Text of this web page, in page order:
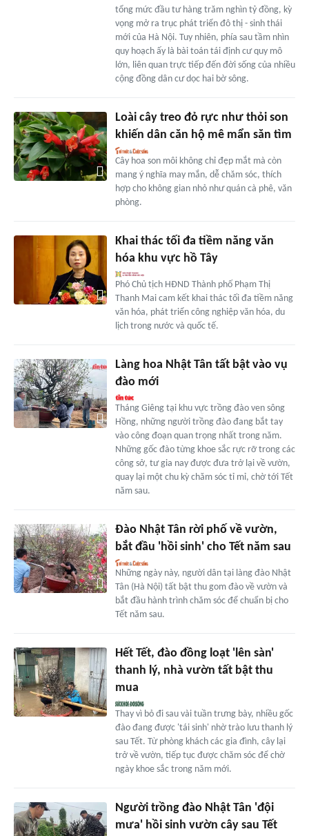
tổng mức đầu tư hàng trăm nghìn tỷ đồng, kỳ
vọng mở ra trục phát triển đô thị - sinh thái
mới của Hà Nội. Tuy nhiên, phía sau tầm nhìn
quy hoạch ấy là bài toán tái định cư quy mô
lớn, liên quan trực tiếp đến đời sống của nhiều
cộng đồng dân cư dọc hai bờ sông.
Loài cây treo đỏ rực như thỏi son
khiến dân căn hộ mê mẩn săn tìm
Cây hoa son môi không chỉ đẹp mắt mà còn
mang ý nghĩa may mắn, dễ chăm sóc, thích
hợp cho không gian nhỏ như quán cà phê, văn
phòng.
Khai thác tối đa tiềm năng văn
hóa khu vực hồ Tây
Phó Chủ tịch HĐND Thành phố Phạm Thị
Thanh Mai cam kết khai thác tối đa tiềm năng
văn hóa, phát triển công nghiệp văn hóa, du
lịch trong nước và quốc tế.
Làng hoa Nhật Tân tất bật vào vụ
đào mới
Tháng Giêng tại khu vực trồng đào ven sông
Hồng, những người trồng đào đang bắt tay
vào công đoạn quan trọng nhất trong năm.
Những gốc đào từng khoe sắc rực rỡ trong các
công sở, tư gia nay được đưa trở lại về vườn,
quay lại một chu kỳ chăm sóc tỉ mỉ, chờ tới Tết
năm sau.
Đào Nhật Tân rời phố về vườn,
bắt đầu 'hồi sinh' cho Tết năm sau
Những ngày này, người dân tại làng đào Nhật
Tân (Hà Nội) tất bật thu gom đào về vườn và
bắt đầu hành trình chăm sóc để chuẩn bị cho
Tết năm sau.
Hết Tết, đào đồng loạt 'lên sàn'
thanh lý, nhà vườn tất bật thu
mua
Thay vì bỏ đi sau vài tuần trưng bày, nhiều gốc
đào đang được 'tái sinh' nhờ trào lưu thanh lý
sau Tết. Từ phòng khách các gia đình, cây lại
trở về vườn, tiếp tục được chăm sóc để chờ
ngày khoe sắc trong năm mới.
Người trồng đào Nhật Tân 'đội
mưa' hồi sinh vườn cây sau Tết